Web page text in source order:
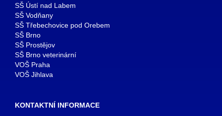
SŠ Ústí nad Labem
SŠ Vodňany
SŠ Třebechovice pod Orebem
SŠ Brno
SŠ Prostějov
SŠ Brno veterinární
VOŠ Praha
VOŠ Jihlava
KONTAKTNÍ INFORMACE